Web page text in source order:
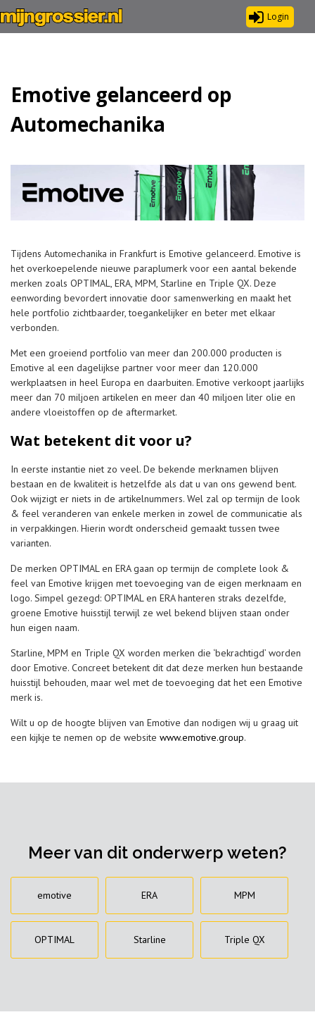
Login
Emotive gelanceerd op
Automechanika
Tijdens Automechanika in Frankfurt is Emotive gelanceerd. Emotive is
het overkoepelende nieuwe paraplumerk voor een aantal bekende
merken zoals OPTIMAL, ERA, MPM, Starline en Triple QX. Deze
eenwording bevordert innovatie door samenwerking en maakt het
hele portfolio zichtbaarder, toegankelijker en beter met elkaar
verbonden.
Met een groeiend portfolio van meer dan 200.000 producten is
Emotive al een dagelijkse partner voor meer dan 120.000
werkplaatsen in heel Europa en daarbuiten. Emotive verkoopt jaarlijks
meer dan 70 miljoen artikelen en meer dan 40 miljoen liter olie en
andere vloeistoffen op de aftermarket.
Wat betekent dit voor u?
In eerste instantie niet zo veel. De bekende merknamen blijven
bestaan en de kwaliteit is hetzelfde als dat u van ons gewend bent.
Ook wijzigt er niets in de artikelnummers. Wel zal op termijn de look
& feel veranderen van enkele merken in zowel de communicatie als
in verpakkingen. Hierin wordt onderscheid gemaakt tussen twee
varianten.
De merken OPTIMAL en ERA gaan op termijn de complete look &
feel van Emotive krijgen met toevoeging van de eigen merknaam en
logo. Simpel gezegd: OPTIMAL en ERA hanteren straks dezelfde,
groene Emotive huisstijl terwijl ze wel bekend blijven staan onder
hun eigen naam.
Starline, MPM en Triple QX worden merken die ‘bekrachtigd’ worden
door Emotive. Concreet betekent dit dat deze merken hun bestaande
huisstijl behouden, maar wel met de toevoeging dat het een Emotive
merk is.
Wilt u op de hoogte blijven van Emotive dan nodigen wij u graag uit
een kijkje te nemen op de website www.emotive.group.
Meer van dit onderwerp weten?
emotive ERA MPM
OPTIMAL Starline Triple QX